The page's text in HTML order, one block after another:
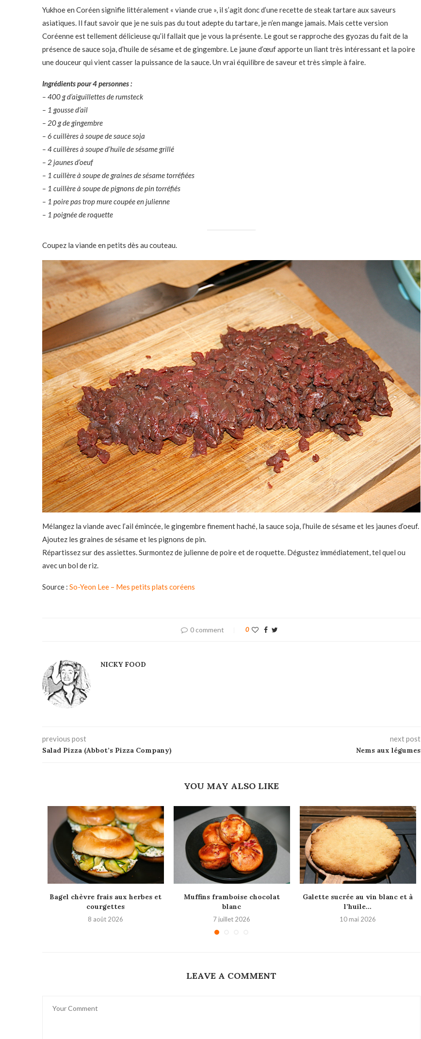
Yukhoe en Coréen signifie littéralement « viande crue », il s’agit donc d’une recette de steak tartare aux saveurs
asiatiques. Il faut savoir que je ne suis pas du tout adepte du tartare, je n’en mange jamais. Mais cette version
Coréenne est tellement délicieuse qu’il fallait que je vous la présente. Le gout se rapproche des gyozas du fait de la
présence de sauce soja, d’huile de sésame et de gingembre. Le jaune d’œuf apporte un liant très intéressant et la poire
une douceur qui vient casser la puissance de la sauce. Un vrai équilibre de saveur et très simple à faire.
Ingrédients pour 4 personnes :
– 400 g d’aiguillettes de rumsteck
– 1 gousse d’ail
– 20 g de gingembre
– 6 cuillères à soupe de sauce soja
– 4 cuillères à soupe d’huile de sésame grillé
– 2 jaunes d’oeuf
– 1 cuillère à soupe de graines de sésame torréfiées
– 1 cuillère à soupe de pignons de pin torréfiés
– 1 poire pas trop mure coupée en julienne
– 1 poignée de roquette
Coupez la viande en petits dès au couteau.
Mélangez la viande avec l’ail émincée, le gingembre finement haché, la sauce soja, l’huile de sésame et les jaunes d’oeuf.
Ajoutez les graines de sésame et les pignons de pin.
Répartissez sur des assiettes. Surmontez de julienne de poire et de roquette. Dégustez immédiatement, tel quel ou
avec un bol de riz.
Source : So-Yeon Lee – Mes petits plats coréens
0 comment 0
NICKY FOOD
previous post
Salad Pizza (Abbot’s Pizza Company)
next post
Nems aux légumes
YOU MAY ALSO LIKE
Bagel chèvre frais aux herbes et
courgettes
8 août 2026
Muffins framboise chocolat
blanc
7 juillet 2026
Galette sucrée au vin blanc et à
l’huile...
10 mai 2026
LEAVE A COMMENT